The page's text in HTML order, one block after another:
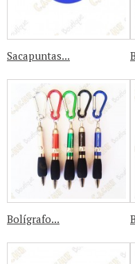
Sacapuntas...
Bolígrafo...